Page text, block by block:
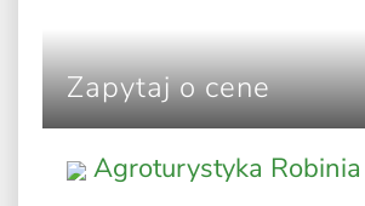
Zapytaj o cene
Agroturystyka Robinia